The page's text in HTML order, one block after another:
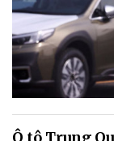
Ô tô Trung